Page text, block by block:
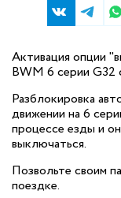
Активация опции
BWM 6 серии G32
Разблокировка
движении на 6
процессе езды и
выключаться.
Позвольте своим
поездке.